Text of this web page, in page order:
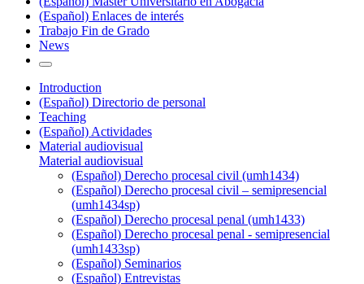
(Español) Enlaces de interés
Trabajo Fin de Grado
News
Introduction
(Español) Directorio de personal
Teaching
(Español) Actividades
Material audiovisual
Material audiovisual
(Español) Derecho procesal civil (umh1434)
(Español) Derecho procesal civil – semipresencial
(umh1434sp)
(Español) Derecho procesal penal (umh1433)
(Español) Derecho procesal penal - semipresencial
(umh1433sp)
(Español) Seminarios
(Español) Entrevistas